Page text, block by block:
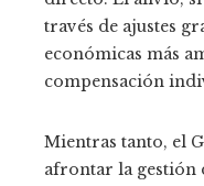
través de ajustes
económicas más
compensación
Mientras tanto, el
afrontar la gestión